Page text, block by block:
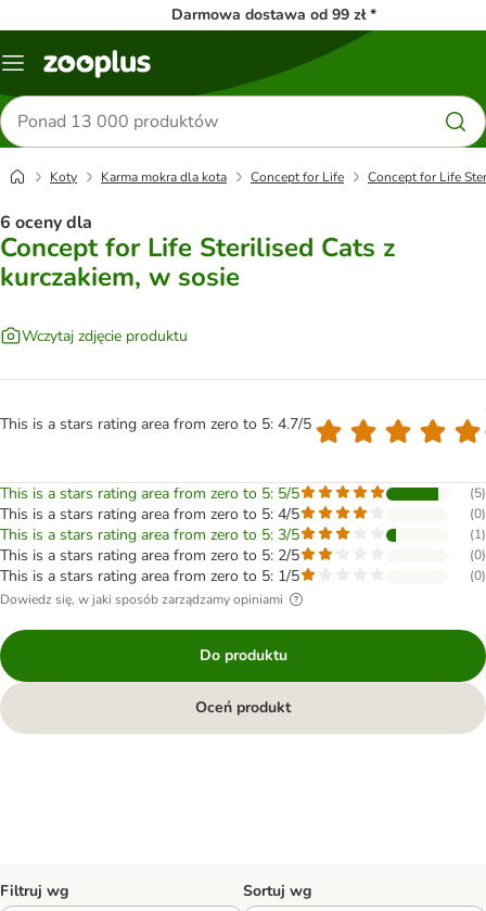
Darmowa dostawa od 99 zł *
Menu
Szukaj
produktów
Koty Karma mokra dla kota Concept for Life Concept for Life
6 oceny dla
Concept for Life Sterilised Cats z
kurczakiem, w sosie
Wczytaj zdjęcie produktu
This is a stars rating area from zero to 5: 4.7/5
This is a stars rating area from zero to 5: 5/5 (5)
This is a stars rating area from zero to 5: 4/5 (0)
This is a stars rating area from zero to 5: 3/5 (1)
This is a stars rating area from zero to 5: 2/5 (0)
This is a stars rating area from zero to 5: 1/5 (0)
Dowiedz się, w jaki sposób zarządzamy opiniami
Do produktu
Oceń produkt
Filtruj wg Sortuj wg